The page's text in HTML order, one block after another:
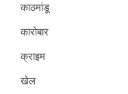
काठमांडू
कारोबार
क्राइम
खेल